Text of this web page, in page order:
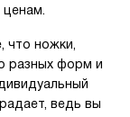
что ножки,
разных форм и
ведь вы